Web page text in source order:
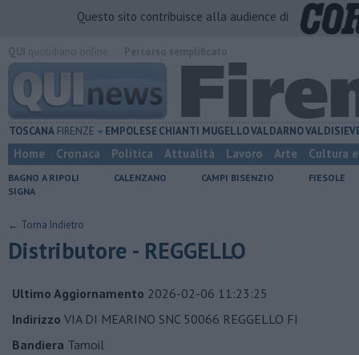
Questo sito contribuisce alla audience di
TOSCANA FIRENZE EMPOLESECHIANTI MUGELLOVALDARNO
Home Cronaca Politica Attualità Lavoro Arte Cultura
BAGNO A RIPOLI CALENZANO CAMPI BISENZIO
FIESOLE
SIGNA
← Torna Indietro
Distributore - REGGELLO
Ultimo Aggiornamento 2026-02-06 11:23:25
Indirizzo VIA DI MEARINO SNC 50066 REGGELLO FI
Bandiera Tamoil